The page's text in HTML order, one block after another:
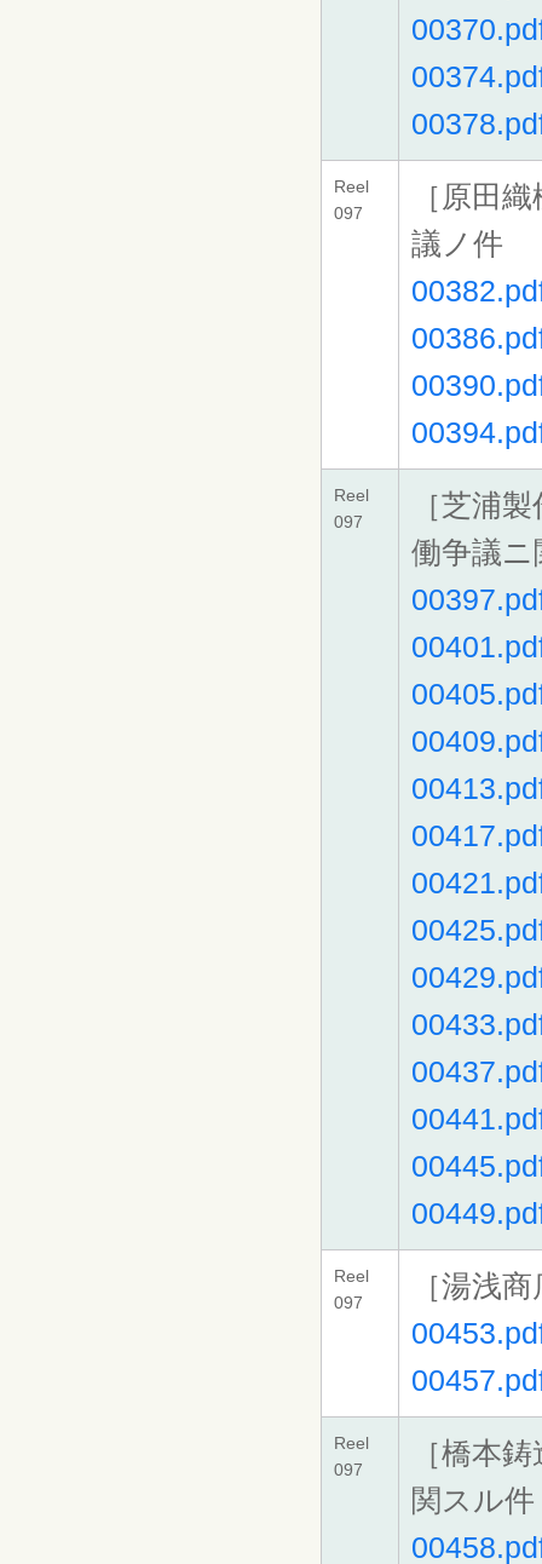
Reel
097
［原田
議ノ件
Reel
097
［芝浦
働争議
Reel
097
［湯浅
Reel
097
［橋本
関スル件